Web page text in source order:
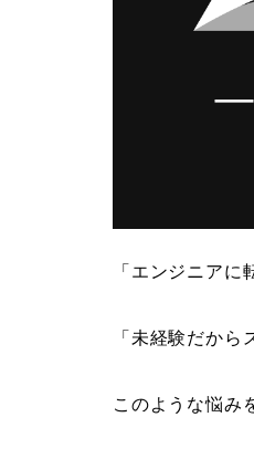
「エンジニアに
「未経験だか
このような悩み